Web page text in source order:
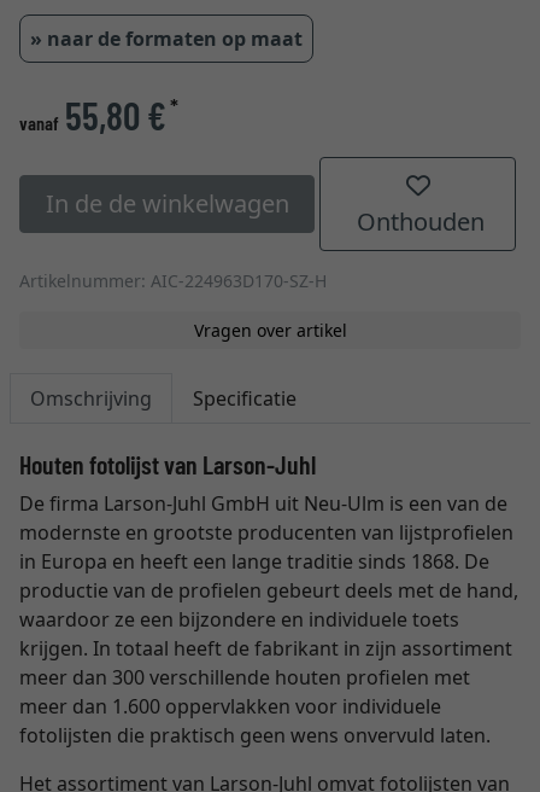
» naar de formaten op maat
vanaf 55,80 €*
In de de winkelwagen
Onthouden
Artikelnummer: AIC-224963D170-SZ-H
Vragen over artikel
Omschrijving Specificatie
Houten fotolijst van Larson-Juhl
De firma Larson-Juhl GmbH uit Neu-Ulm is een van de
modernste en grootste producenten van lijstprofielen
in Europa en heeft een lange traditie sinds 1868. De
productie van de profielen gebeurt deels met de hand,
waardoor ze een bijzondere en individuele toets
krijgen. In totaal heeft de fabrikant in zijn assortiment
meer dan 300 verschillende houten profielen met
meer dan 1.600 oppervlakken voor individuele
fotolijsten die praktisch geen wens onvervuld laten.
Het assortiment van Larson-Juhl omvat fotolijsten van